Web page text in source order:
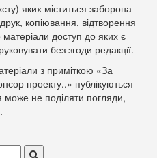
яких міститься заборона
копіювання, відтворення
доступ до яких є
без згоди редакції.
з приміткою «За
проекту..» публікуються
може не поділяти погляди,